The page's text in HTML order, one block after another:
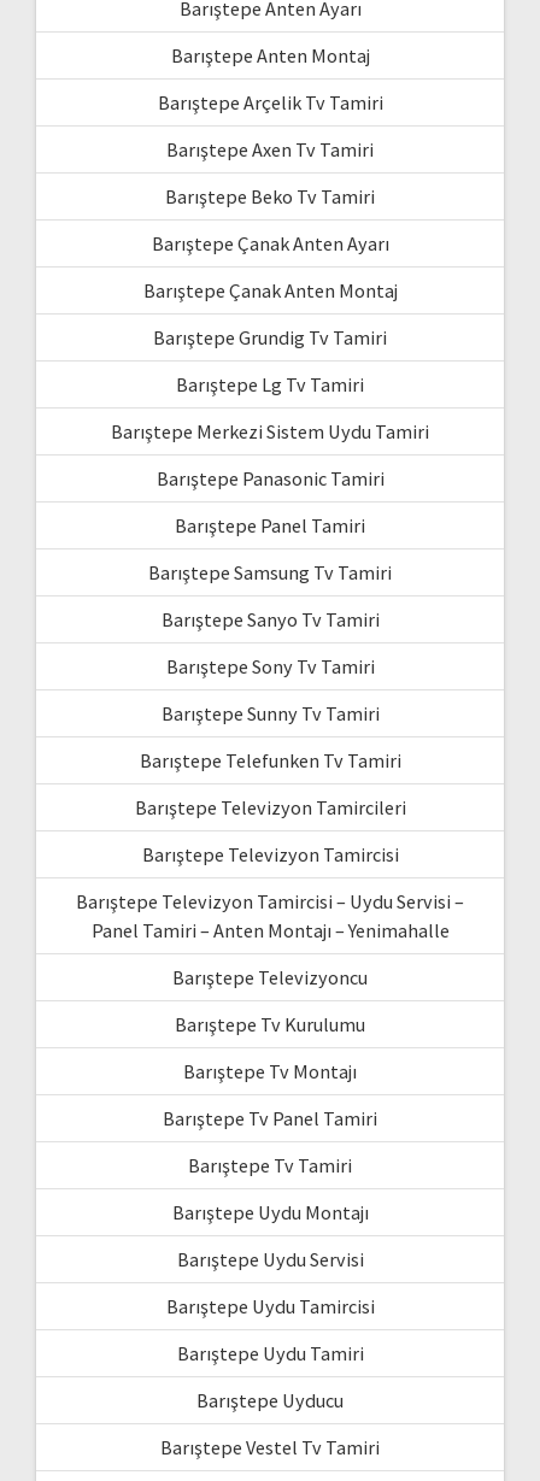
Barıştepe Anten Ayarı
Barıştepe Anten Montaj
Barıştepe Arçelik Tv Tamiri
Barıştepe Axen Tv Tamiri
Barıştepe Beko Tv Tamiri
Barıştepe Çanak Anten Ayarı
Barıştepe Çanak Anten Montaj
Barıştepe Grundig Tv Tamiri
Barıştepe Lg Tv Tamiri
Barıştepe Merkezi Sistem Uydu Tamiri
Barıştepe Panasonic Tamiri
Barıştepe Panel Tamiri
Barıştepe Samsung Tv Tamiri
Barıştepe Sanyo Tv Tamiri
Barıştepe Sony Tv Tamiri
Barıştepe Sunny Tv Tamiri
Barıştepe Telefunken Tv Tamiri
Barıştepe Televizyon Tamircileri
Barıştepe Televizyon Tamircisi
Barıştepe Televizyon Tamircisi – Uydu Servisi –
Panel Tamiri – Anten Montajı – Yenimahalle
Barıştepe Televizyoncu
Barıştepe Tv Kurulumu
Barıştepe Tv Montajı
Barıştepe Tv Panel Tamiri
Barıştepe Tv Tamiri
Barıştepe Uydu Montajı
Barıştepe Uydu Servisi
Barıştepe Uydu Tamircisi
Barıştepe Uydu Tamiri
Barıştepe Uyducu
Barıştepe Vestel Tv Tamiri